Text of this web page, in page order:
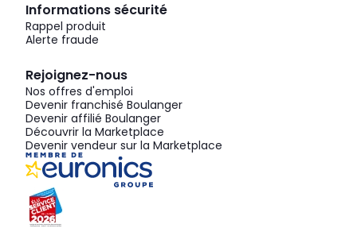
Informations sécurité
Rappel produit
Alerte fraude
Rejoignez-nous
Nos offres d'emploi
Devenir franchisé Boulanger
Devenir affilié Boulanger
Découvrir la Marketplace
Devenir vendeur sur la Marketplace